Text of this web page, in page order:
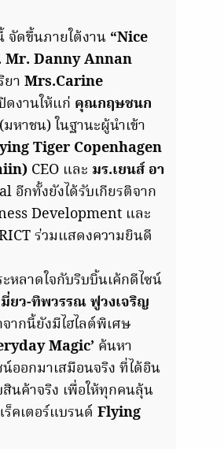
จัดขึ้นภายใต้งาน “Nice
Mr. Danny Annan
า Mrs.Carine
ดงานให้แก่ คุณกฤษชนก
าชน) ในฐานะผู้นำเข้า
Tiger Copenhagen
CEO และ มร.เยนส์ อา
อีกทั้งยังได้รับเกียรติจาก
Development และ
ร่วมแสดงความยินดี
หลาดใจกับริบบิ้นเค้กดีไซน์
ยว-ทิพวรรณ ฟูวงเจริญ
ากนี้ยังมีไฮไลต์พิเศษ
Magic’ ค้นหา
น์ออกมาเสมือนจริง ที่ได้อิน
นค้าจริง เพื่อให้ทุกคนลุ้น
คเตอร์แบรนด์ Flying